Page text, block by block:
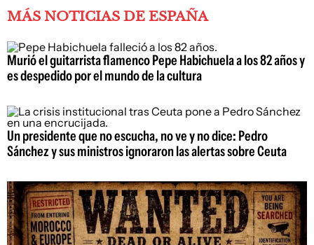
MÁS NOTICIAS DE ESPAÑA
Murió el guitarrista flamenco Pepe Habichuela a los 82 años y
es despedido por el mundo de la cultura
Un presidente que no escucha, no ve y no dice: Pedro
Sánchez y sus ministros ignoraron las alertas sobre Ceuta